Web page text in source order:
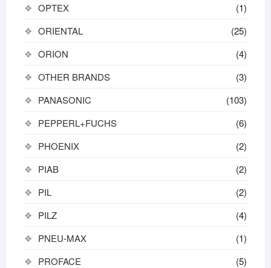
OPTEX
(1)
ORIENTAL
(25)
ORION
(4)
OTHER BRANDS
(3)
PANASONIC
(103)
PEPPERL+FUCHS
(6)
PHOENIX
(2)
PIAB
(2)
PIL
(2)
PILZ
(4)
PNEU-MAX
(1)
PROFACE
(5)